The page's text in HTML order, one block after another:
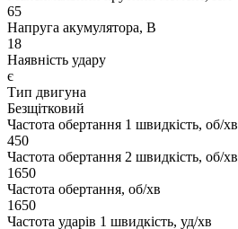
65
Напруга акумулятора, В
18
Наявність удару
є
Тип двигуна
Безщітковий
Частота обертання 1 швидкість, об/хв
450
Частота обертання 2 швидкість, об/хв
1650
Частота обертання, об/хв
1650
Частота ударів 1 швидкість, уд/хв